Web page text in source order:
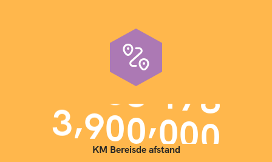
3,900,000
KM Bereisde afstand